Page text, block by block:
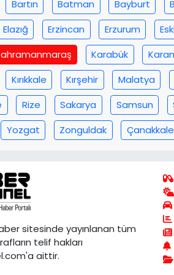
Bartın Batman Bayburt
Elazığ Erzincan Erzurum
Karabük
Kırıkkale Kırşehir Malatya
Rize Sakarya Samsun
Yozgat Zonguldak Çanakkale
sitesinde yayınlanan tüm
telif hakları
aittir.